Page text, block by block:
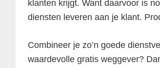
klanten krijgt. Want daarvoor is
diensten leveren aan je klant.
Combineer je zo’n goede
waardevolle gratis weggever?